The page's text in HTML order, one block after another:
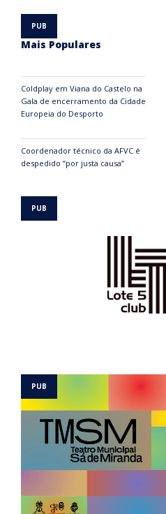
Mais Populares
Coldplay em Viana do Castelo na
Gala de encerramento da Cidade
Europeia do Desporto
Coordenador técnico da AFVC é
despedido “por justa causa”